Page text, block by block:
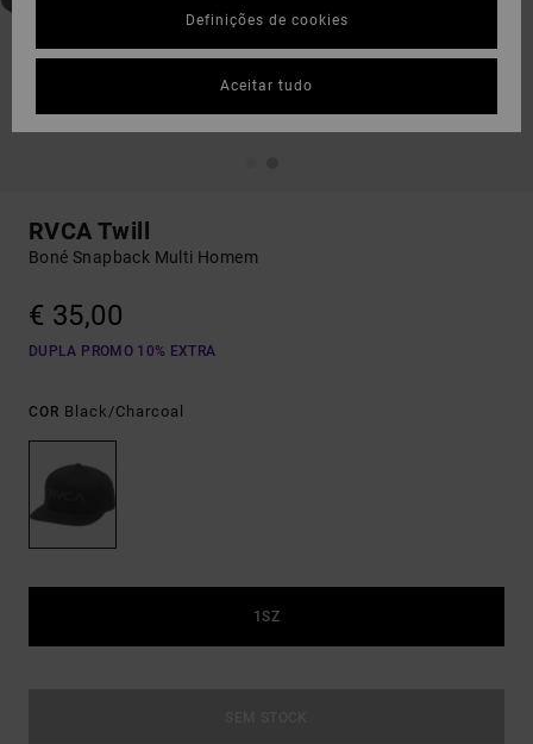
RVCA Twill
Boné Snapback Multi Homem
€ 35,00
DUPLA PROMO 10% EXTRA
COR Black/charcoal
1SZ
Definições de cookies
Aceitar tudo